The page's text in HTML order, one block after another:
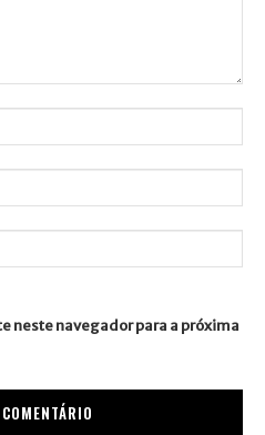
neste navegador para a próxima